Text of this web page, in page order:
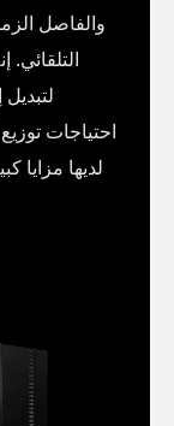
والفاصل
احتياجات
لديها مزايا